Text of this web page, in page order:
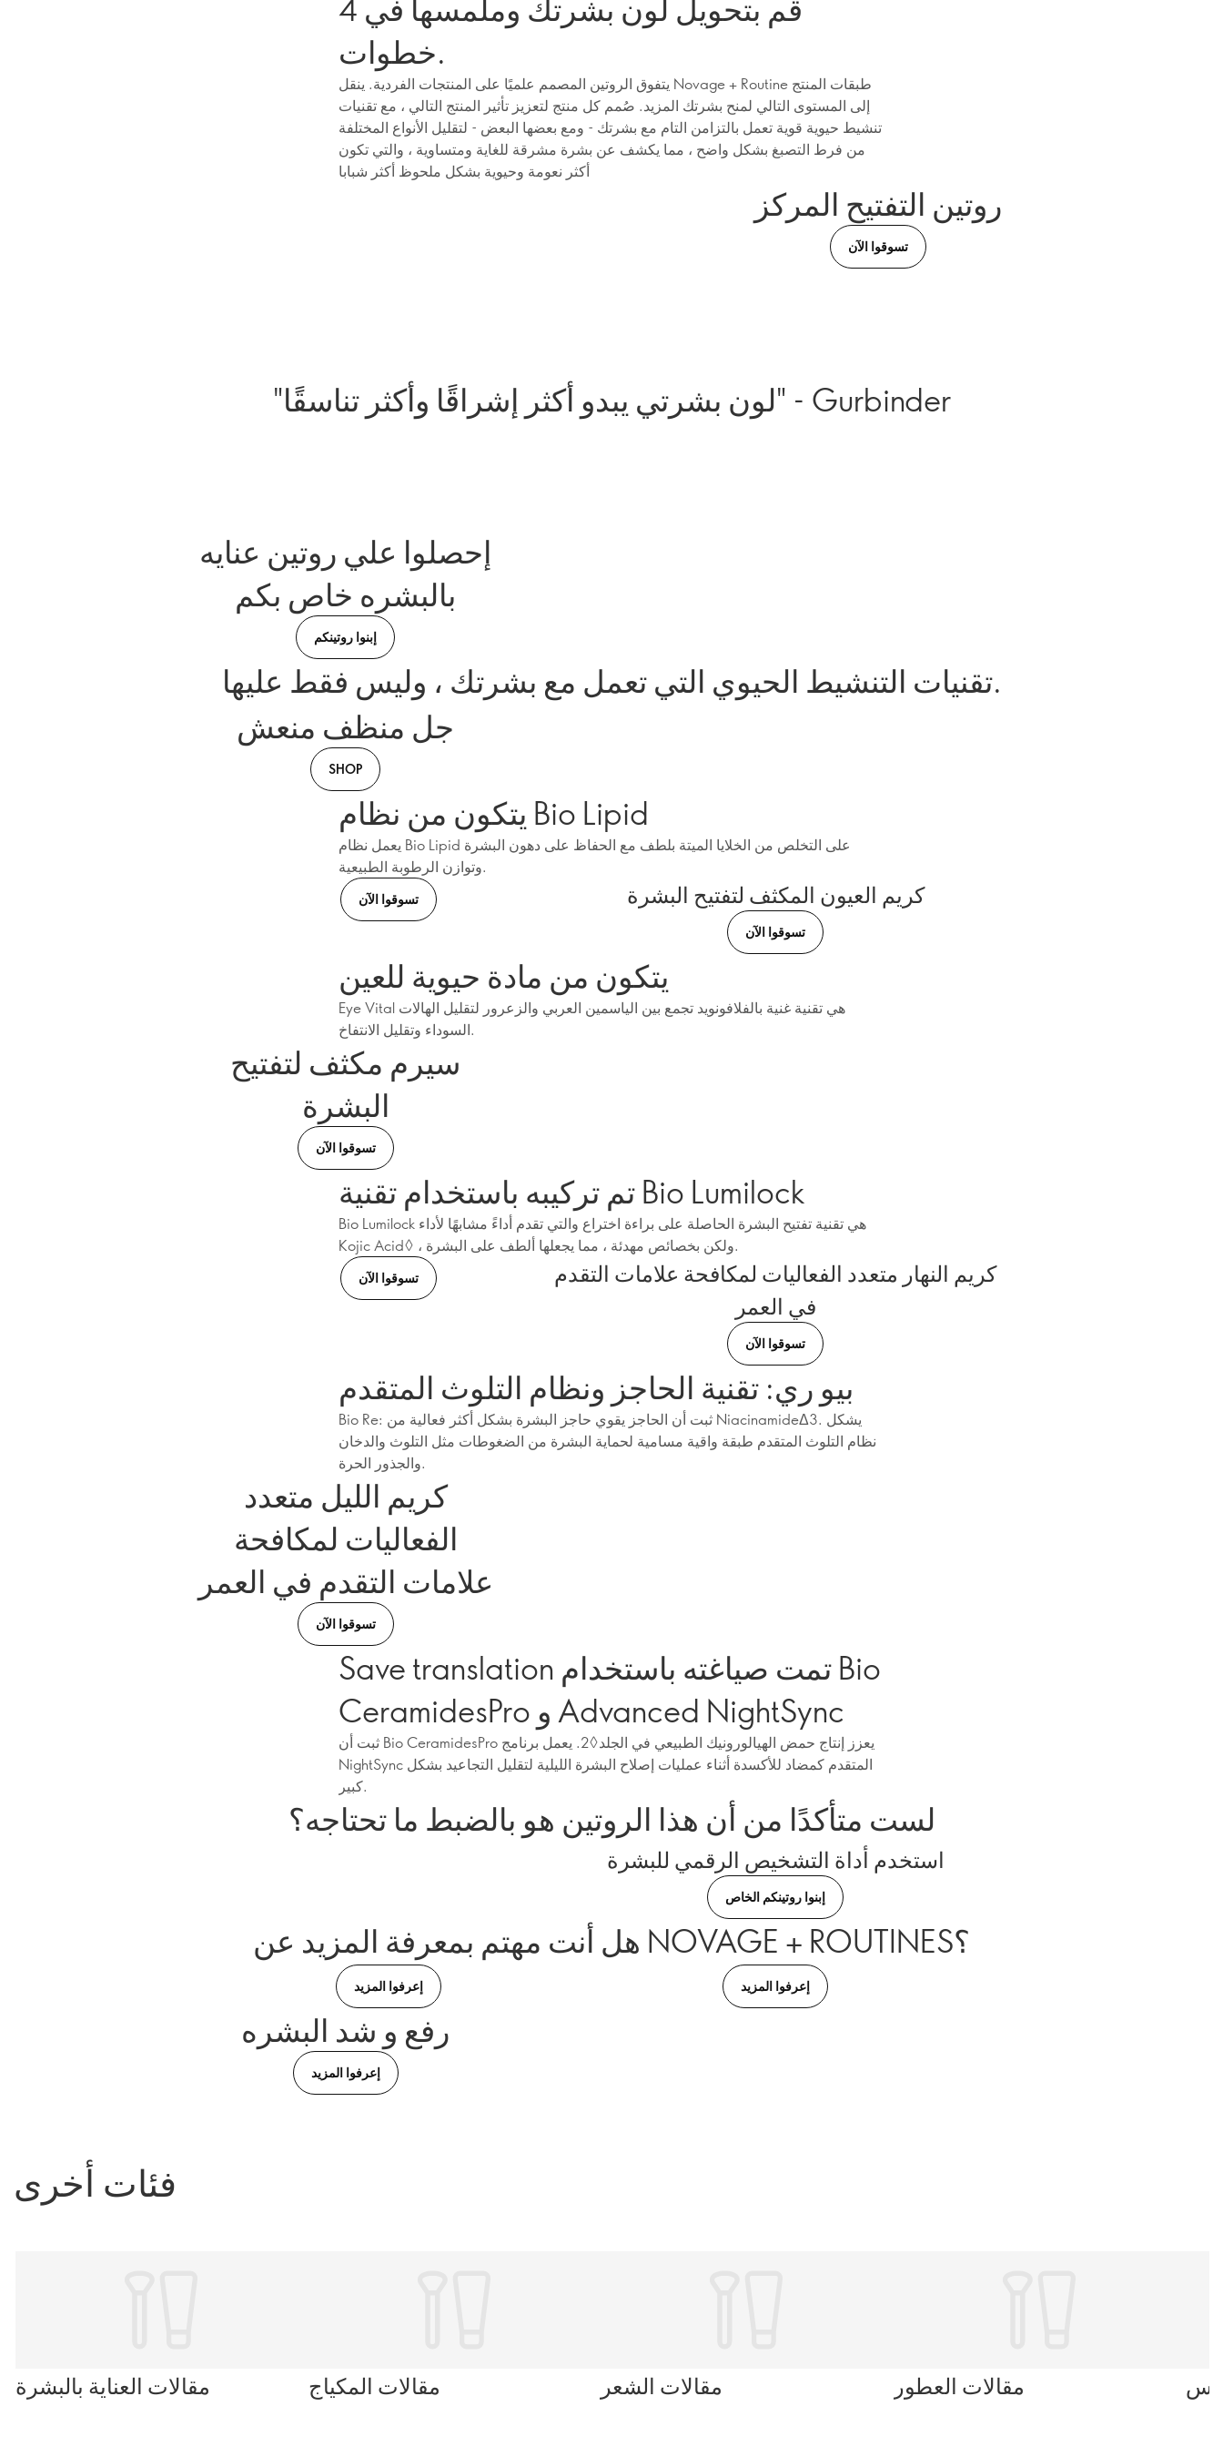
قم بتحويل لون بشرتك وملمسها في 4
خطوات.
يتفوق الروتين المصمم علميًا على المنتجات الفردية. ينقل Novage + Routine طبقات المنتج
إلى المستوى التالي لمنح بشرتك المزيد. صُمم كل منتج لتعزيز تأثير المنتج التالي ، مع تقنيات
تنشيط حيوية قوية تعمل بالتزامن التام مع بشرتك - ومع بعضها البعض - لتقليل الأنواع المختلفة
من فرط التصبغ بشكل واضح ، مما يكشف عن بشرة مشرقة للغاية ومتساوية ، والتي تكون
أكثر نعومة وحيوية بشكل ملحوظ أكثر شبابا
روتين التفتيح المركز
تسوقوا الآن
"لون بشرتي يبدو أكثر إشراقًا وأكثر تناسقًا" - Gurbinder
إحصلوا علي روتين عنايه
بالبشره خاص بكم
إبنوا روتينكم
تقنيات التنشيط الحيوي التي تعمل مع بشرتك ، وليس فقط عليها.
جل منظف منعش
SHOP
يتكون من نظام Bio Lipid
يعمل نظام Bio Lipid على التخلص من الخلايا الميتة بلطف مع الحفاظ على دهون البشرة
وتوازن الرطوبة الطبيعية.
تسوقوا الآن كريم العيون المكثف لتفتيح البشرة
تسوقوا الآن
يتكون من مادة حيوية للعين
Eye Vital هي تقنية غنية بالفلافونويد تجمع بين الياسمين العربي والزعرور لتقليل الهالات
السوداء وتقليل الانتفاخ.
سيرم مكثف لتفتيح
البشرة
تسوقوا الآن
تم تركيبه باستخدام تقنية Bio Lumilock
Bio Lumilock هي تقنية تفتيح البشرة الحاصلة على براءة اختراع والتي تقدم أداءً مشابهًا لأداء
Kojic Acid◊ ، ولكن بخصائص مهدئة ، مما يجعلها ألطف على البشرة.
تسوقوا الآن
كريم النهار متعدد الفعاليات لمكافحة علامات التقدم
في العمر
تسوقوا الآن
بيو ري: تقنية الحاجز ونظام التلوث المتقدم
Bio Re: ثبت أن الحاجز يقوي حاجز البشرة بشكل أكثر فعالية من NiacinamideΔ3. يشكل
نظام التلوث المتقدم طبقة واقية مسامية لحماية البشرة من الضغوطات مثل التلوث والدخان
والجذور الحرة.
كريم الليل متعدد
الفعاليات لمكافحة
علامات التقدم في العمر
تسوقوا الآن
Save translation تمت صياغته باستخدام Bio
CeramidesPro و Advanced NightSync
ثبت أن Bio CeramidesPro يعزز إنتاج حمض الهيالورونيك الطبيعي في الجلد◊2. يعمل برنامج
NightSync المتقدم كمضاد للأكسدة أثناء عمليات إصلاح البشرة الليلية لتقليل التجاعيد بشكل
كبير.
لست متأكدًا من أن هذا الروتين هو بالضبط ما تحتاجه؟
استخدم أداة التشخيص الرقمي للبشرة
إبنوا روتينكم الخاص
هل أنت مهتم بمعرفة المزيد عن NOVAGE + ROUTINES؟
إعرفوا المزيد إعرفوا المزيد
رفع و شد البشره
إعرفوا المزيد
فئات أخرى
مقالات العناية بالبشرة مقالات المكياج مقالات الشعر مقالات العطور